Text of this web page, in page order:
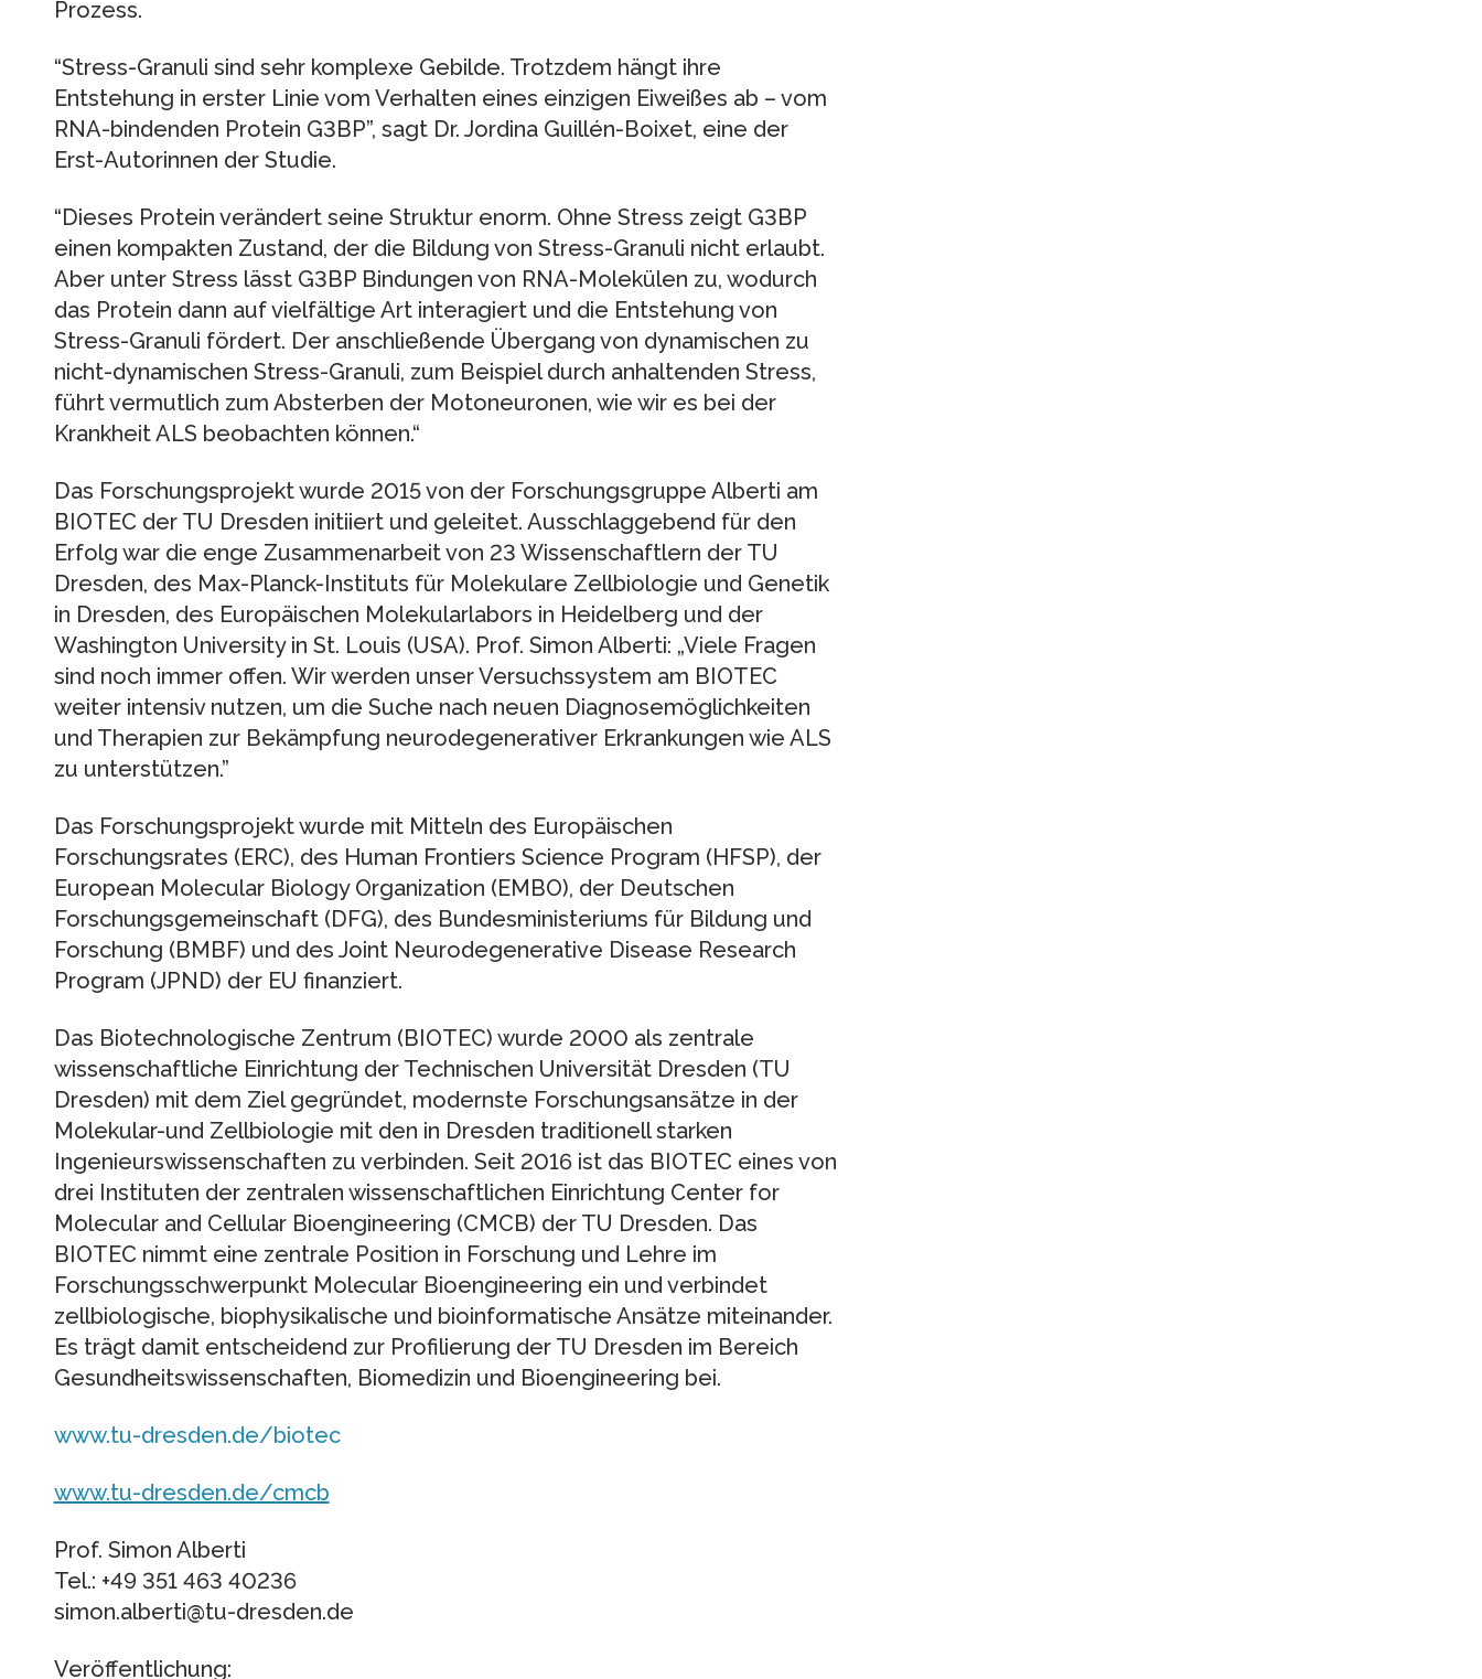
Prozess.
“Stress-Granuli sind sehr komplexe Gebilde. Trotzdem hängt ihre
Entstehung in erster Linie vom Verhalten eines einzigen Eiweißes ab – vom
RNA-bindenden Protein G3BP”, sagt Dr. Jordina Guillén-Boixet, eine der
Erst-Autorinnen der Studie.
“Dieses Protein verändert seine Struktur enorm. Ohne Stress zeigt G3BP
einen kompakten Zustand, der die Bildung von Stress-Granuli nicht erlaubt.
Aber unter Stress lässt G3BP Bindungen von RNA-Molekülen zu, wodurch
das Protein dann auf vielfältige Art interagiert und die Entstehung von
Stress-Granuli fördert. Der anschließende Übergang von dynamischen zu
nicht-dynamischen Stress-Granuli, zum Beispiel durch anhaltenden Stress,
führt vermutlich zum Absterben der Motoneuronen, wie wir es bei der
Krankheit ALS beobachten können.“
Das Forschungsprojekt wurde 2015 von der Forschungsgruppe Alberti am
BIOTEC der TU Dresden initiiert und geleitet. Ausschlaggebend für den
Erfolg war die enge Zusammenarbeit von 23 Wissenschaftlern der TU
Dresden, des Max-Planck-Instituts für Molekulare Zellbiologie und Genetik
in Dresden, des Europäischen Molekularlabors in Heidelberg und der
Washington University in St. Louis (USA). Prof. Simon Alberti: „Viele Fragen
sind noch immer offen. Wir werden unser Versuchssystem am BIOTEC
weiter intensiv nutzen, um die Suche nach neuen Diagnosemöglichkeiten
und Therapien zur Bekämpfung neurodegenerativer Erkrankungen wie ALS
zu unterstützen.”
Das Forschungsprojekt wurde mit Mitteln des Europäischen
Forschungsrates (ERC), des Human Frontiers Science Program (HFSP), der
European Molecular Biology Organization (EMBO), der Deutschen
Forschungsgemeinschaft (DFG), des Bundesministeriums für Bildung und
Forschung (BMBF) und des Joint Neurodegenerative Disease Research
Program (JPND) der EU finanziert.
Das Biotechnologische Zentrum (BIOTEC) wurde 2000 als zentrale
wissenschaftliche Einrichtung der Technischen Universität Dresden (TU
Dresden) mit dem Ziel gegründet, modernste Forschungsansätze in der
Molekular-und Zellbiologie mit den in Dresden traditionell starken
Ingenieurswissenschaften zu verbinden. Seit 2016 ist das BIOTEC eines von
drei Instituten der zentralen wissenschaftlichen Einrichtung Center for
Molecular and Cellular Bioengineering (CMCB) der TU Dresden. Das
BIOTEC nimmt eine zentrale Position in Forschung und Lehre im
Forschungsschwerpunkt Molecular Bioengineering ein und verbindet
zellbiologische, biophysikalische und bioinformatische Ansätze miteinander.
Es trägt damit entscheidend zur Profilierung der TU Dresden im Bereich
Gesundheitswissenschaften, Biomedizin und Bioengineering bei.
www.tu-dresden.de/biotec
www.tu-dresden.de/cmcb
Prof. Simon Alberti
Tel.: +49 351 463 40236
simon.alberti@tu-dresden.de
Veröffentlichung: